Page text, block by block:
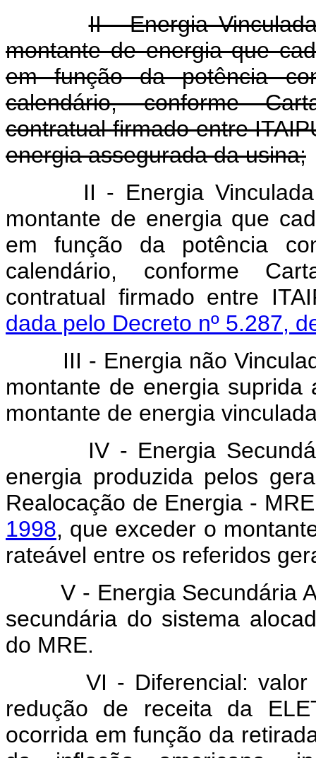
II - Energia
montante de energia que
em função da potência
calendário, conforme
contratual firmado entre
energia assegurada da usina;
II - Energia
montante de energia que
em função da potência
calendário, conforme
contratual firmado entre
dada pelo Decreto nº 5.287,
III - Energia não
montante de energia
montante de energia
IV - Energia
energia produzida pelos
Realocação de Energia -
1998, que exceder o
rateável entre os referidos
V - Energia Secundária
secundária do sistema
do MRE.
VI - Diferencial:
redução de receita da
ocorrida em função da